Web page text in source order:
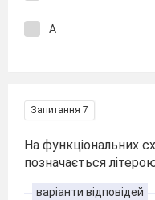
A
Запитання 7
На функціональних
позначається
варіанти відповідей